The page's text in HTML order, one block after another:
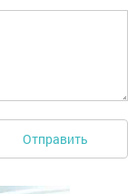
Отправить